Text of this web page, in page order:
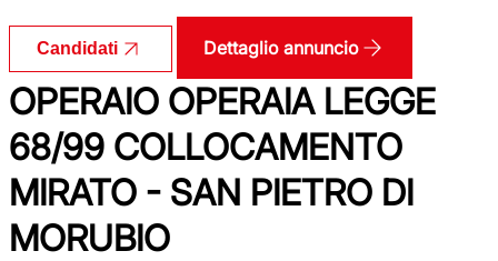
Candidati Dettaglio annuncio
OPERAIO OPERAIA LEGGE
68/99 COLLOCAMENTO
MIRATO - SAN PIETRO DI
MORUBIO